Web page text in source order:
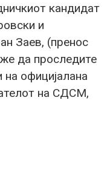
кандидат
и
Заев, (пренос
да проследите
официјалана
на СДСМ,